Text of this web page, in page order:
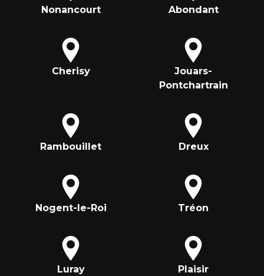
Nonancourt Abondant
Cherisy
Jouars-
Pontchartrain
Rambouillet Dreux
Nogent-le-Roi Tréon
Luray Plaisir